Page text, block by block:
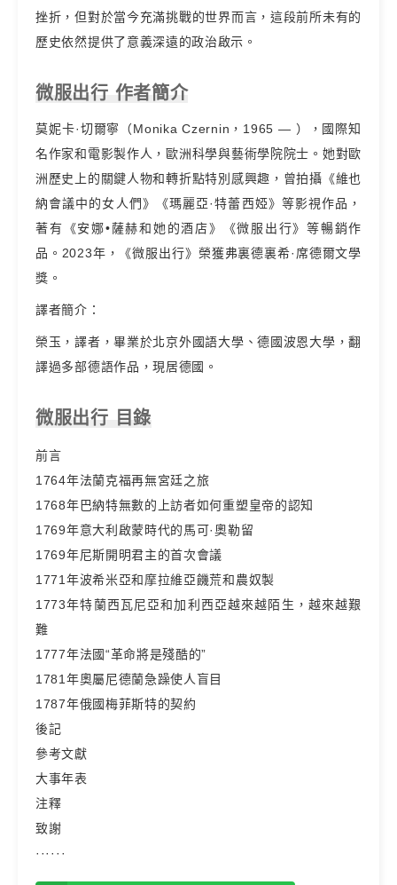
挫折，但對於當今充滿挑戰的世界而言，這段前所未有的
歷史依然提供了意義深遠的政治啟示。
微服出行 作者簡介
莫妮卡·切爾寧（Monika Czernin，1965 — ），國際知
名作家和電影製作人，歐洲科學與藝術學院院士。她對歐
洲歷史上的關鍵人物和轉折點特別感興趣，曾拍攝《維也
納會議中的女人們》《瑪麗亞·特蕾西婭》等影視作品，
著有《安娜•薩赫和她的酒店》《微服出行》等暢銷作
品。2023年，《微服出行》榮獲弗裏德裏希·席德爾文學
獎。
譯者簡介：
榮玉，譯者，畢業於北京外國語大學、德國波恩大學，翻
譯過多部德語作品，現居德國。
微服出行 目錄
前言
1764年法蘭克福再無宮廷之旅
1768年巴納特無數的上訪者如何重塑皇帝的認知
1769年意大利啟蒙時代的馬可·奧勒留
1769年尼斯開明君主的首次會議
1771年波希米亞和摩拉維亞饑荒和農奴製
1773年特蘭西瓦尼亞和加利西亞越來越陌生，越來越艱
難
1777年法國“革命將是殘酷的”
1781年奧屬尼德蘭急躁使人盲目
1787年俄國梅菲斯特的契約
後記
參考文獻
大事年表
注釋
致謝
······